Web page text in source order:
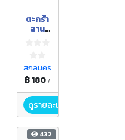
ตะกร้า
สาน
สกลนคร
฿ 180/
ดูรายละเอียด
432